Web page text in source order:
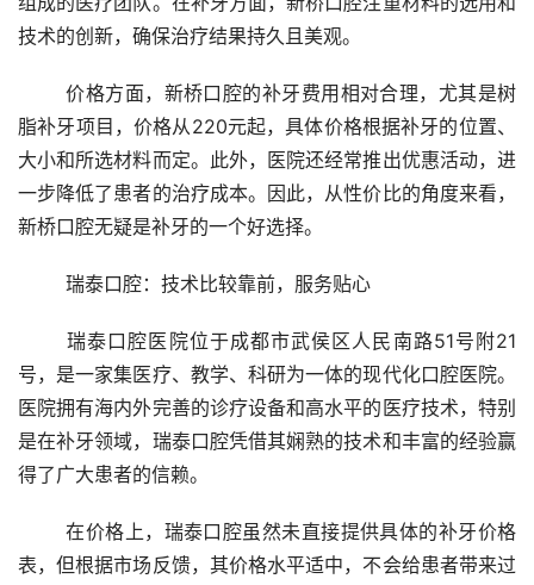
技术的创新，确保治疗结果持久且美观。
	价格方面，新桥口腔的补牙费用相对合理，尤其是树
脂补牙项目，价格从220元起，具体价格根据补牙的位置、
大小和所选材料而定。此外，医院还经常推出优惠活动，进
一步降低了患者的治疗成本。因此，从性价比的角度来看，
新桥口腔无疑是补牙的一个好选择。
	瑞泰口腔：技术比较靠前，服务贴心
	瑞泰口腔医院位于成都市武侯区人民南路51号附21
号，是一家集医疗、教学、科研为一体的现代化口腔医院。
医院拥有海内外完善的诊疗设备和高水平的医疗技术，特别
是在补牙领域，瑞泰口腔凭借其娴熟的技术和丰富的经验赢
得了广大患者的信赖。
	在价格上，瑞泰口腔虽然未直接提供具体的补牙价格
表，但根据市场反馈，其价格水平适中，不会给患者带来过